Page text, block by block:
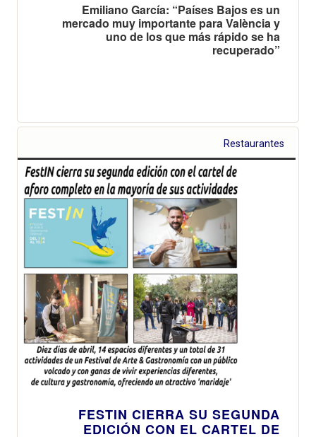
Emiliano García: “Países Bajos es un
mercado muy importante para València y
uno de los que más rápido se ha
recuperado”
Restaurantes
FESTIN CIERRA SU SEGUNDA
EDICIÓN CON EL CARTEL DE